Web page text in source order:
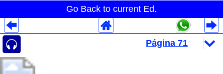
Go Back to current Ed.
Despliegues Analytics
Despliegues Totales